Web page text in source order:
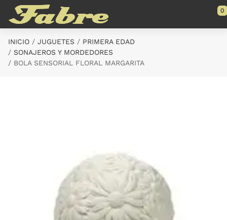
Saltar al contenido principal
0
INICIO JUGUETES
PRIMERA EDAD
SONAJEROS Y MORDEDORES
BOLA SENSORIAL FLORAL MARGARITA